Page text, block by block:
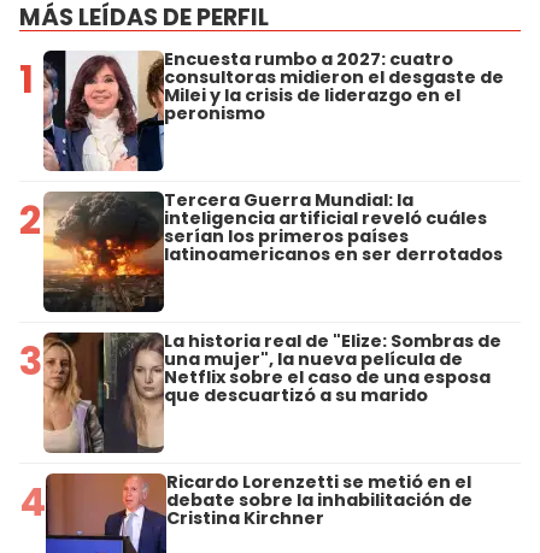
MÁS LEÍDAS DE PERFIL
1 Encuesta rumbo a 2027: cuatro
consultoras midieron el desgaste de
Milei y la crisis de liderazgo en el
peronismo
2 Tercera Guerra Mundial: la
inteligencia artificial reveló cuáles
serían los primeros países
latinoamericanos en ser derrotados
3 La historia real de "Elize: Sombras de
una mujer", la nueva película de
Netflix sobre el caso de una esposa
que descuartizó a su marido
4 Ricardo Lorenzetti se metió en el
debate sobre la inhabilitación de
Cristina Kirchner